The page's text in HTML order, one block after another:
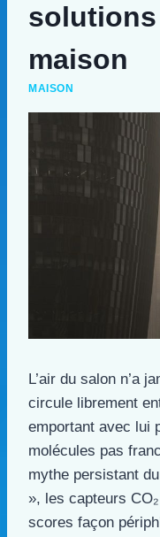
maison
MAISON
L’air du salon n’a
circule librement
emportant avec lui
molécules pas
mythe persistant
», les capteurs
scores façon